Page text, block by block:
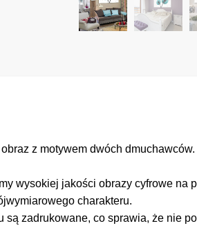
z motywem dwóch
wysokiej jakości obrazy cyfrowe na
charakteru.
są zadrukowane, co sprawia, że nie